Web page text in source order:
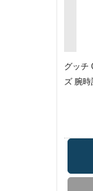
グッチ
ズ 腕時